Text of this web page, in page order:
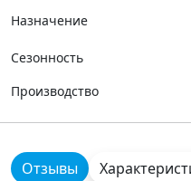
Назначение
Сезонность
Производство
Отзывы